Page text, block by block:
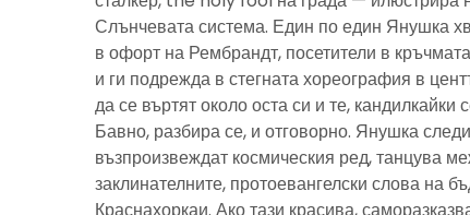
Слънчевата система. Един по един Янушка
в офорт на Рембрандт, посетители в
и ги подрежда в стегната хореография в
да се въртят около оста си и те, кандилкайки
Бавно, разбира се, и отговорно. Янушка следи
възпроизвеждат космическия ред, танцува
заклинателните, протоевангелски слова на